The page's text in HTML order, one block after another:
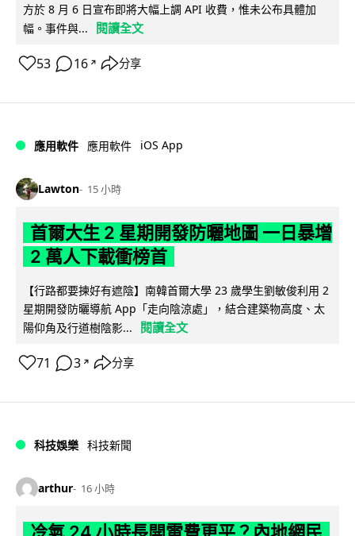
方於 8 月 6 日宣布即將大幅上調 API 收費，惟未公布具體加
幅。事件與...
閱讀全文
53 16 ↗ 分享
應用軟件 應用軟件 iOS App
Lawton 15 小時
首爾大生 2 星期開發防曬地圖 一日暴增
2 萬人下載衝榜首
【行路都要揀好有遮陰】南韓首爾大學 23 歲學生劉敏俊利用 2
星期開發防曬導航 App「走向陰涼處」，結合建築物高度、太
陽仰角及行道樹陰影...
閱讀全文
71 3 ↗ 分享
科技娛樂 科技新聞
arthur 16 小時